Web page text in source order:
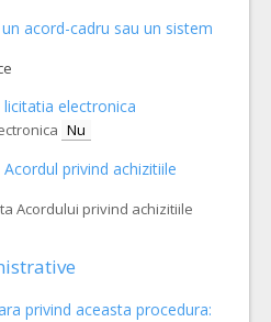
acord-cadru sau un sistem
electronica
Nu
privind achizitiile
Acordului privind achizitiile
privind aceasta procedura: